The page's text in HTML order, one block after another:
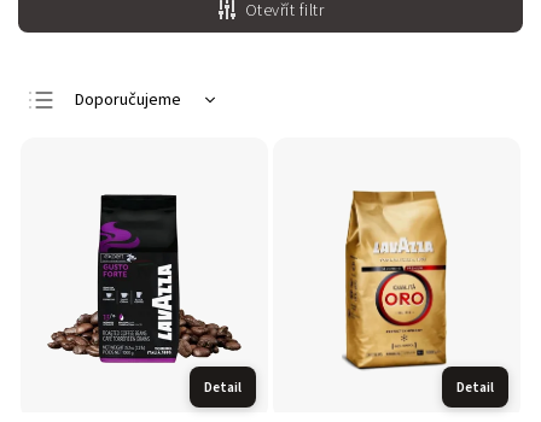
Otevřít filtr
Doporučujeme
Nejprodávanější
Abecedně
Detail Detail